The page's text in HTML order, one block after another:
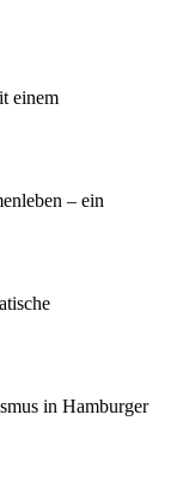
einem
– ein
in Hamburger